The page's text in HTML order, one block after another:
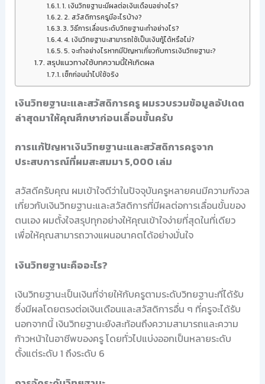
1. เงินวิทยฐานะมีผลต่อเงินเดือนอย่างไร?
2. สวัสดิการครูมีอะไรบ้าง?
3. วิธีการเลื่อนระดับวิทยฐานะทำอย่างไร?
4. เงินวิทยฐานะสามารถใช้เป็นเงินกู้ได้หรือไม่?
5. จะทำอย่างไรหากมีปัญหาเกี่ยวกับการเงินวิทยฐานะ?
สรุปแนวทางใช้บทความนี้ให้เกิดผล
เช็กก่อนนำไปใช้จริง
เงินวิทยฐานะและสวัสดิการครู ผมรวบรวมข้อมูลอัปเดต
ล่าสุดมาให้คุณศึกษาก่อนเลื่อนขั้นครับ
การแก้ปัญหาเงินวิทยฐานะและสวัสดิการครูจาก
ประสบการณ์ที่ผมสะสมมา 5,000 เล่ม
สวัสดีครับคุณ ผมเข้าใจดีว่าในปัจจุบันครูหลายคนมีความกังวล
เกี่ยวกับเงินวิทยฐานะและสวัสดิการที่มีผลต่อการเลื่อนขั้นของ
ตนเอง ผมตั้งใจสรุปทุกอย่างให้คุณเข้าใจง่ายที่สุดในที่เดียว
เพื่อให้คุณสามารถวางแผนอนาคตได้อย่างมั่นใจ
เงินวิทยฐานะคืออะไร?
เงินวิทยฐานะเป็นเงินที่จ่ายให้กับครูตามระดับวิทยฐานะที่ได้รับ
ซึ่งมีผลโดยตรงต่อเงินเดือนและสวัสดิการอื่น ๆ ที่ครูจะได้รับ
นอกจากนี้ เงินวิทยฐานะยังสะท้อนถึงความสามารถและความ
ก้าวหน้าในอาชีพของครู โดยทั่วไปแบ่งออกเป็นหลายระดับ
ตั้งแต่ระดับ 1 ถึงระดับ 6